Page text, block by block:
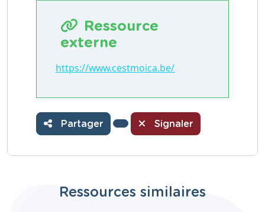
Ressource
externe
https://www.cestmoica.be/
Partager Signaler
Ressources similaires